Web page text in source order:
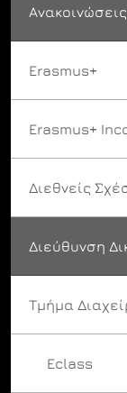
Erasmus+
Erasmus+
Διεθνείς
Διεύθυνση
Τμήμα
Eclass